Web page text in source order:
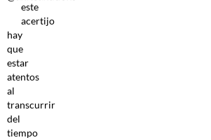
este
acertijo
hay
que
estar
atentos
al
transcurrir
del
tiempo